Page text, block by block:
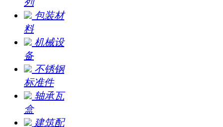
包装材
料
机械设
备
不锈钢
标准件
轴承瓦
盒
建筑配